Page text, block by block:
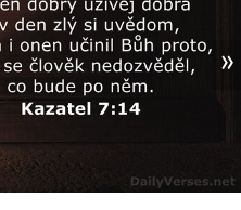
»